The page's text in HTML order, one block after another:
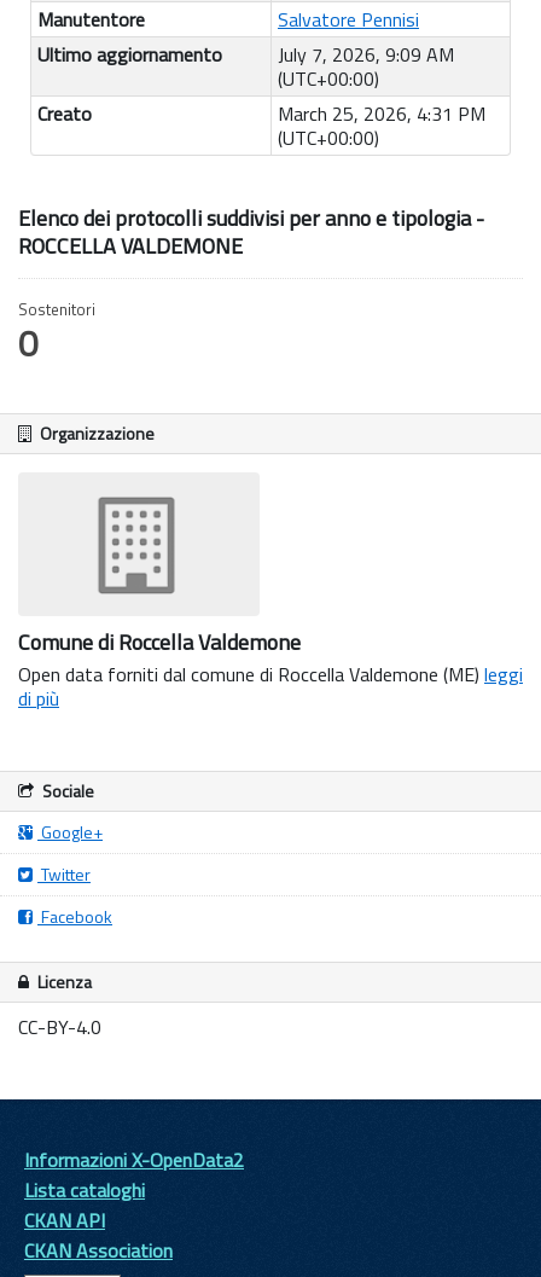
Manutentore
Salvatore Pennisi
Ultimo aggiornamento
July 7, 2026, 9:09 AM
(UTC+00:00)
Creato
March 25, 2026, 4:31 PM
(UTC+00:00)
Elenco dei protocolli suddivisi per anno e tipologia -
ROCCELLA VALDEMONE
Sostenitori
0
Organizzazione
Comune di Roccella Valdemone
Open data forniti dal comune di Roccella Valdemone (ME) leggi
di più
Sociale
Google+
Twitter
Facebook
Licenza
CC-BY-4.0
Informazioni X-OpenData2
Lista cataloghi
CKAN API
CKAN Association